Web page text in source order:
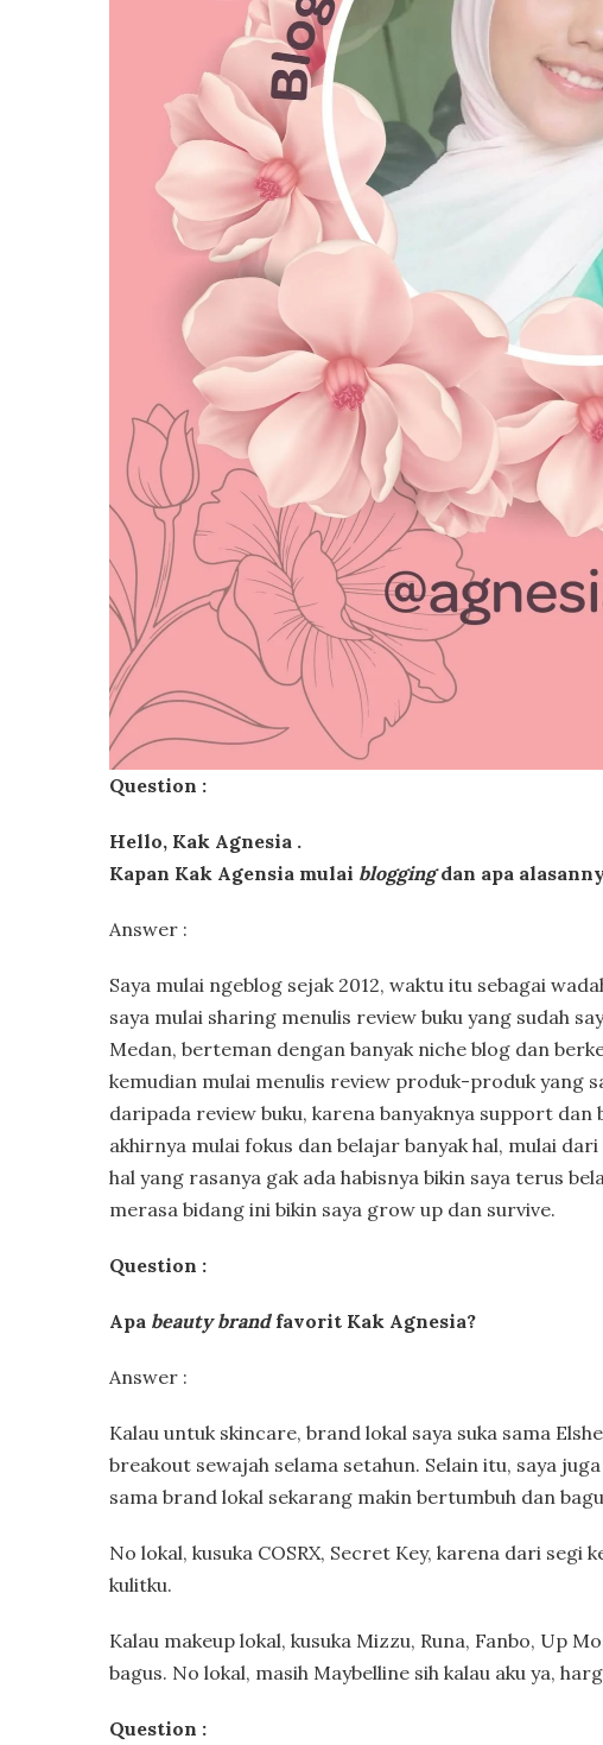
Question :
Hello, Kak Agnesia .
Kapan Kak Agensia mulai bloggingdan apa
Answer :
Saya mulai ngeblog sejak 2012, waktu itu sebagai
saya mulai sharing menulis review buku yang sudah
Medan, berteman dengan banyak niche blog dan
kemudian mulai menulis review produk-produk yang
daripada review buku, karena banyaknya support
akhirnya mulai fokus dan belajar banyak hal, mulai
hal yang rasanya gak ada habisnya bikin saya terus
merasa bidang ini bikin saya grow up dan survive.
Question :
Apa beauty brand favorit Kak Agnesia?
Answer :
Kalau untuk skincare, brand lokal saya suka sama
breakout sewajah selama setahun. Selain itu, saya
sama brand lokal sekarang makin bertumbuh dan
No lokal, kusuka COSRX, Secret Key, karena dari
kulitku.
Kalau makeup lokal, kusuka Mizzu, Runa, Fanbo, Up
bagus. No lokal, masih Maybelline sih kalau aku ya,
Question :